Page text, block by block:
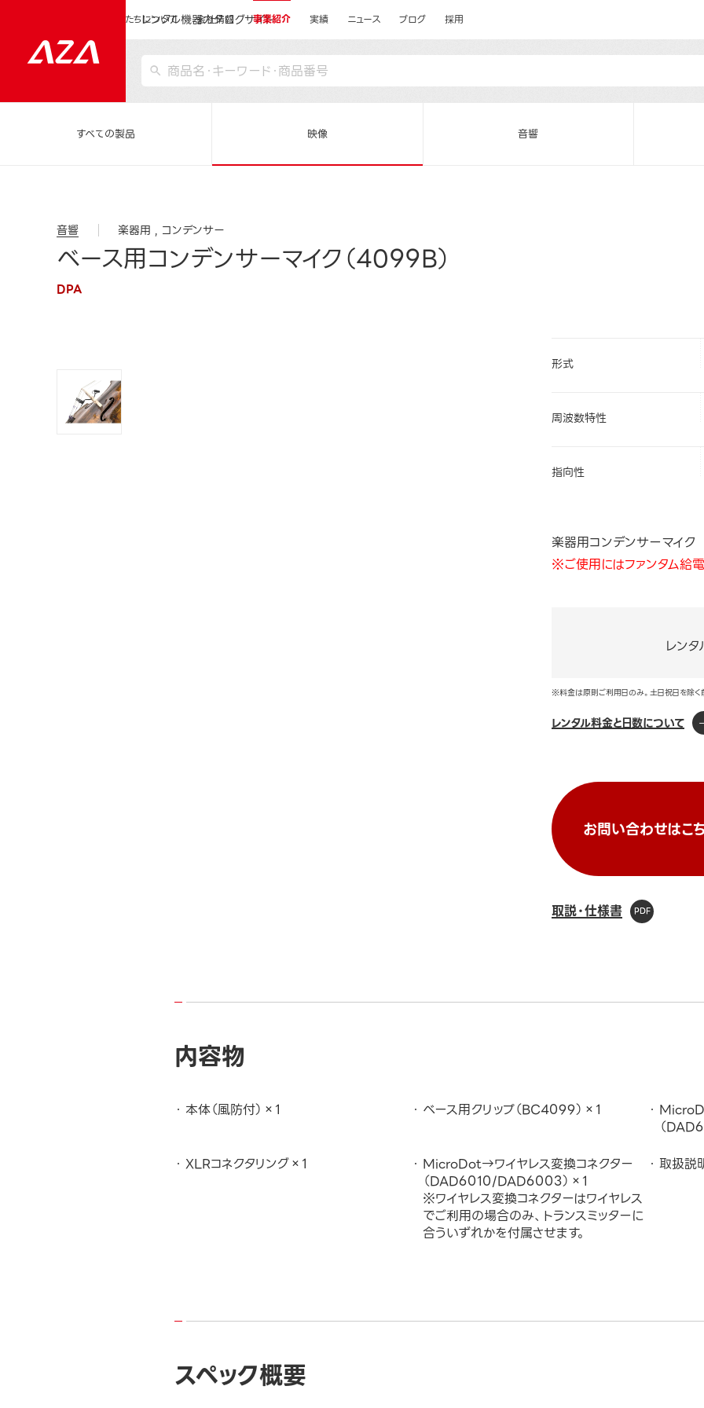
レンタル機器カタログサイト
私たちについて 会社情報 事業紹介 実績 ニュース ブログ 採用
すべての製品 映像 音響
音響 楽器用 コンデンサー
ベース用コンデンサーマイク（4099B）
DPA
形式
周波数特性
指向性
楽器用コンデンサーマイク
※ご使用にはファンタム給
レン
※料金は原則ご利用日のみ。土日祝日を除
レンタル料金と日数について
お問い合わせはこ
取説・仕様書
内容物
本体（風防付）×1 ベース用クリップ（BC4099）×1
（
XLRコネクタリング×1
MicroDot→ワイヤレス変換コネクター
（DAD6010/DAD6003）×1
※ワイヤレス変換コネクターはワイヤレス
でご利用の場合のみ、トランスミッターに
合ういずれかを付属させます。
取扱説
スペック概要